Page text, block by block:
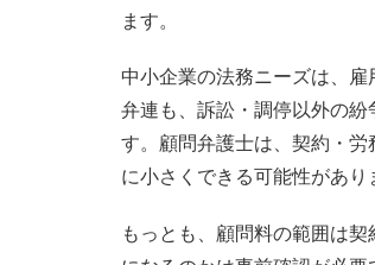
ます。
中小企業の法務ニーズは、
弁連も、訴訟・調停以外の
す。顧問弁護士は、契約・労
に小さくできる可能性があり
もっとも、顧問料の範囲は